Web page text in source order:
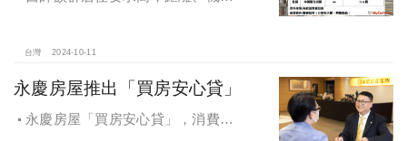
台灣 2024-10-11
永慶房屋推出「買房安心貸」
永慶房屋「買房安心貸」，消費者